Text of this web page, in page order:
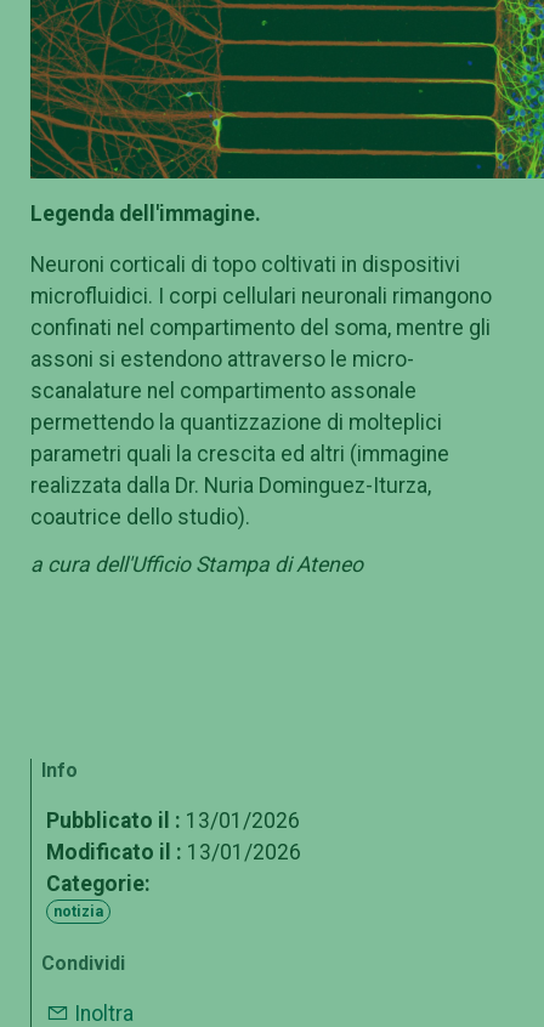
Legenda dell'immagine.
Neuroni corticali di topo coltivati in dispositivi
microfluidici. I corpi cellulari neuronali rimangono
confinati nel compartimento del soma, mentre gli
assoni si estendono attraverso le micro-
scanalature nel compartimento assonale
permettendo la quantizzazione di molteplici
parametri quali la crescita ed altri (immagine
realizzata dalla Dr. Nuria Dominguez-Iturza,
coautrice dello studio).
a cura dell'Ufficio Stampa di Ateneo
Info
Pubblicato il : 13/01/2026
Modificato il : 13/01/2026
Categorie:
notizia
Condividi
Inoltra